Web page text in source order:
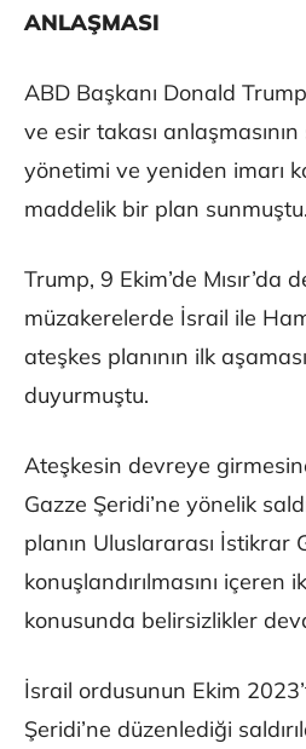
ANLAŞMASI
ABD Başkanı Donald
ve esir takası
yönetimi ve yeniden imarı
maddelik bir plan sunmuştu.
Trump, 9 Ekim’de Mısır’da
müzakerelerde İsrail ile
ateşkes planının ilk
duyurmuştu.
Ateşkesin devreye
Gazze Şeridi’ne yönelik
planın Uluslararası İstikrar
konuşlandırılmasını içeren
konusunda belirsizlikler
İsrail ordusunun Ekim
Şeridi’ne düzenlediği